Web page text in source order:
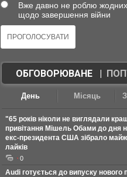
Вже давно не роблю жодних
щодо завершення війни
ОБГОВОРЮВАНЕ|
День Місяць
"65 років ніколи не виглядали
привітання Мішель Обами до дня
екс-президента США зібрало
лайків
0
Audi готується до випуску нового